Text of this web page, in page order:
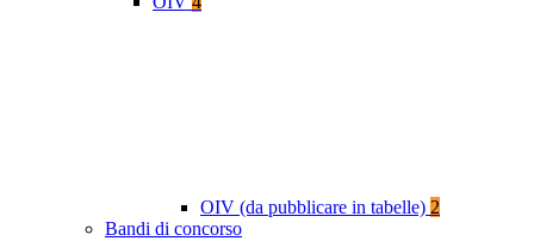
OIV (da pubblicare in tabelle) 2
Bandi di concorso